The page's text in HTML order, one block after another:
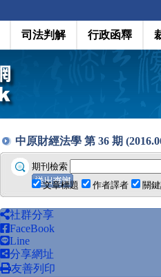
司法判解 行政函釋
中原財經法學 第 36 期
期刊檢索
文章標題
作者譯者 關
社群分享
FaceBook
Line
分享網址
友善列印